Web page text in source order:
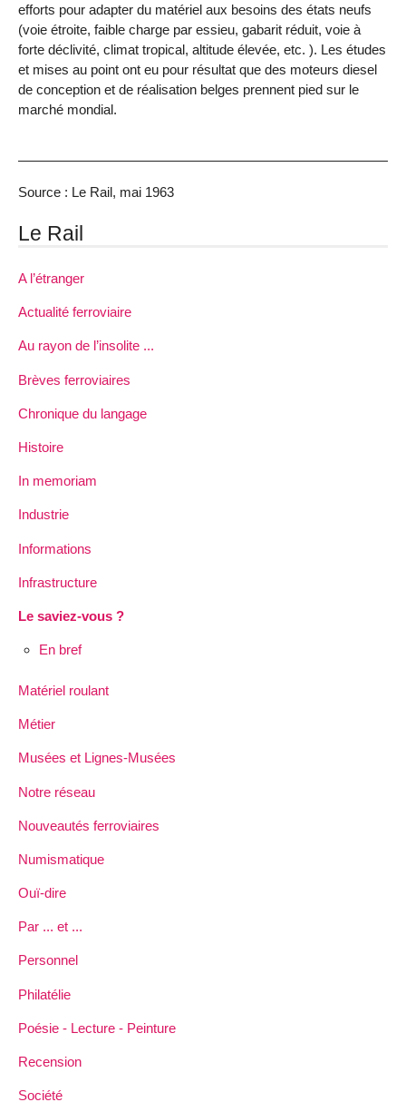
efforts pour adapter du matériel aux besoins des états neufs
(voie étroite, faible charge par essieu, gabarit réduit, voie à
forte déclivité, climat tropical, altitude élevée, etc. ). Les études
et mises au point ont eu pour résultat que des moteurs diesel
de conception et de réalisation belges prennent pied sur le
marché mondial.
Source : Le Rail, mai 1963
Le Rail
A l’étranger
Actualité ferroviaire
Au rayon de l’insolite ...
Brèves ferroviaires
Chronique du langage
Histoire
In memoriam
Industrie
Informations
Infrastructure
Le saviez-vous ?
En bref
Matériel roulant
Métier
Musées et Lignes-Musées
Notre réseau
Nouveautés ferroviaires
Numismatique
Ouï-dire
Par ... et ...
Personnel
Philatélie
Poésie - Lecture - Peinture
Recension
Société